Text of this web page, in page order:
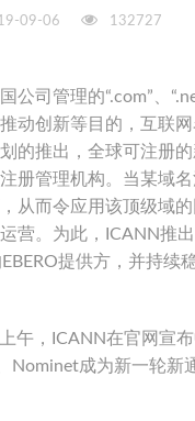
09-06 132727
公司管理的“.com”、
动创新等目的，互联
的推出，全球可注册的
册管理机构。当某域
从而令应用该顶级域
营。为此，ICANN推
提供方，并持续
午，ICANN在官网宣
Nominet成为新一轮新